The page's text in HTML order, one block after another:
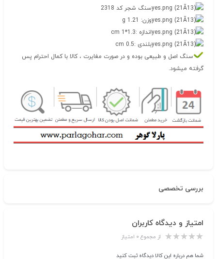
سنگ شجر کد 2318
وزن: 1.21 g
اندازه :1.3*1 cm
بلندی :0.5 cm
سنگ اصل و طبیعی بوده و در صورت مغایرت ، کالا با کمال احترام پس
گرفته میشود.
بررسی تخصصی
امتیاز و دیدگاه کاربران
از مجموع ۰ امتیاز
شما هم درباره این کالا دیدگاه ثبت کنید